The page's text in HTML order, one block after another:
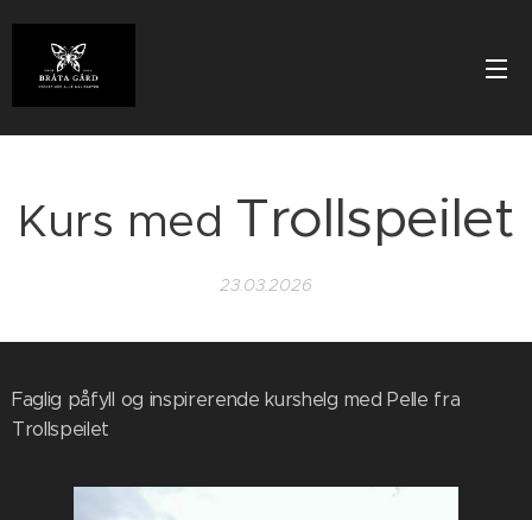
Kurs med Trollspeilet
23.03.2026
Faglig påfyll og inspirerende kurshelg med Pelle fra
Trollspeilet